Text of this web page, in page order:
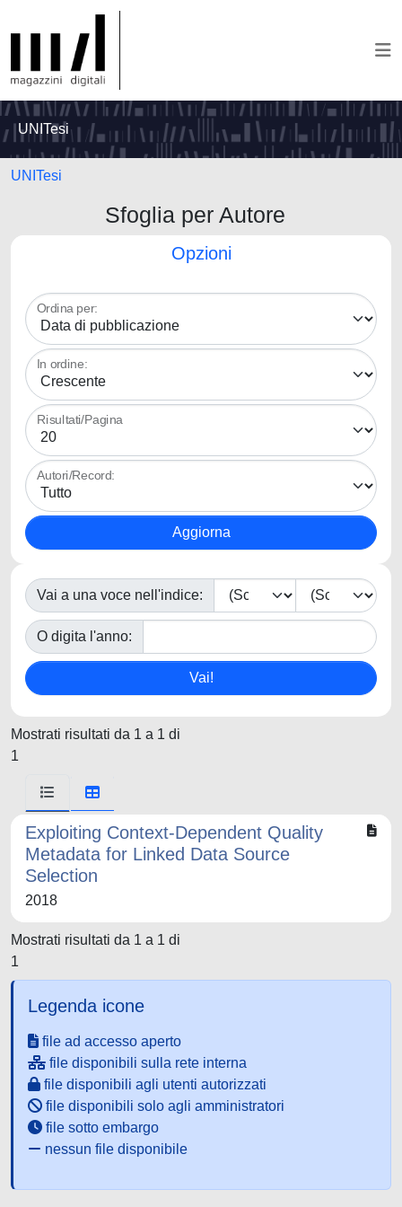
UNITesi
UNITesi
Sfoglia per Autore
Opzioni
Ordina per:
In ordine:
Risultati/Pagina
Autori/Record:
Vai a una voce nell'indice:
O digita l'anno:
Mostrati risultati da 1 a 1 di
1
Exploiting Context-Dependent Quality
Metadata for Linked Data Source
Selection
2018
Mostrati risultati da 1 a 1 di
1
Legenda icone
file ad accesso aperto
file disponibili sulla rete interna
file disponibili agli utenti autorizzati
file disponibili solo agli amministratori
file sotto embargo
nessun file disponibile